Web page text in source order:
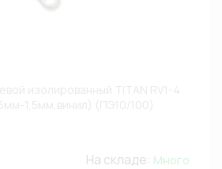
На складе: Много